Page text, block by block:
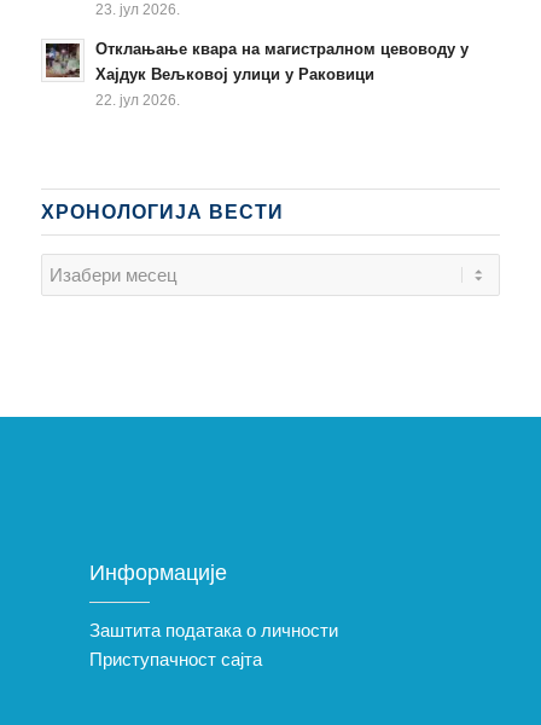
23. јул 2026.
Отклањање квара на магистралном цевоводу у
Хајдук Вељковој улици у Раковици
22. јул 2026.
ХРОНОЛОГИЈА ВЕСТИ
Информације
Заштита података о личности
Приступачност сајта